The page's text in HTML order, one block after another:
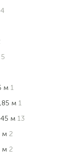
5
м 1
м 1
м 13
м 2
м 2